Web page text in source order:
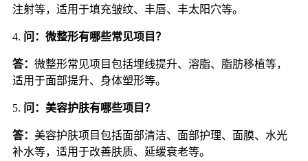
注射等，适用于填充皱纹、丰唇、丰太阳穴等。
4. 问：微整形有哪些常见项目？
答： 微整形常见项目包括埋线提升、溶脂、脂肪移植等，
适用于面部提升、身体塑形等。
5. 问：美容护肤有哪些项目？
答： 美容护肤项目包括面部清洁、面部护理、面膜、水光
补水等，适用于改善肤质、延缓衰老等。